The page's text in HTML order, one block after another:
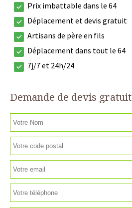
Prix imbattable dans le 64
Déplacement et devis gratuit
Artisans de père en fils
Déplacement dans tout le 64
7j/7 et 24h/24
Demande de devis gratuit